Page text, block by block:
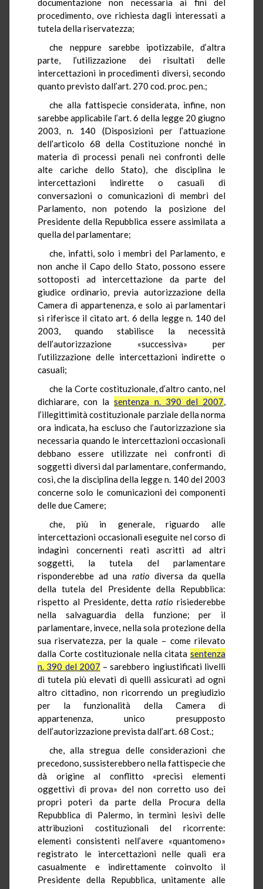
documentazione non necessaria ai fini del
procedimento, ove richiesta dagli interessati a
tutela della riservatezza;
che neppure sarebbe ipotizzabile, d’altra
parte, l’utilizzazione dei risultati delle
intercettazioni in procedimenti diversi, secondo
quanto previsto dall’art. 270 cod. proc. pen.;
che alla fattispecie considerata, infine, non
sarebbe applicabile l’art. 6 della legge 20 giugno
2003, n. 140 (Disposizioni per l’attuazione
dell’articolo 68 della Costituzione nonché in
materia di processi penali nei confronti delle
alte cariche dello Stato), che disciplina le
intercettazioni indirette o casuali di
conversazioni o comunicazioni di membri del
Parlamento, non potendo la posizione del
Presidente della Repubblica essere assimilata a
quella del parlamentare;
che, infatti, solo i membri del Parlamento, e
non anche il Capo dello Stato, possono essere
sottoposti ad intercettazione da parte del
giudice ordinario, previa autorizzazione della
Camera di appartenenza, e solo ai parlamentari
si riferisce il citato art. 6 della legge n. 140 del
2003, quando stabilisce la necessità
dell’autorizzazione «successiva» per
l’utilizzazione delle intercettazioni indirette o
casuali;
che la Corte costituzionale, d’altro canto, nel
dichiarare, con lasentenza n. 390 del 2007,
l’illegittimità costituzionale parziale della norma
ora indicata, ha escluso che l’autorizzazione sia
necessaria quando le intercettazioni occasionali
debbano essere utilizzate nei confronti di
soggetti diversi dal parlamentare, confermando,
così, che la disciplina della legge n. 140 del 2003
concerne solo le comunicazioni dei componenti
delle due Camere;
che, più in generale, riguardo alle
intercettazioni occasionali eseguite nel corso di
indagini concernenti reati ascritti ad altri
soggetti, la tutela del parlamentare
risponderebbe ad una ratiodiversa da quella
della tutela del Presidente della Repubblica:
rispetto al Presidente, dettaratio risiederebbe
nella salvaguardia della funzione; per il
parlamentare, invece, nella sola protezione della
sua riservatezza, per la quale – come rilevato
dalla Corte costituzionale nella citata sentenza
n. 390 del 2007 – sarebbero ingiustificati livelli
di tutela più elevati di quelli assicurati ad ogni
altro cittadino, non ricorrendo un pregiudizio
per la funzionalità della Camera di
appartenenza, unico presupposto
dell’autorizzazione prevista dall’art. 68 Cost.;
che, alla stregua delle considerazioni che
precedono, sussisterebbero nella fattispecie che
dà origine al conflitto «precisi elementi
oggettivi di prova» del non corretto uso dei
propri poteri da parte della Procura della
Repubblica di Palermo, in termini lesivi delle
attribuzioni costituzionali del ricorrente:
elementi consistenti nell’avere «quantomeno»
registrato le intercettazioni nelle quali era
casualmente e indirettamente coinvolto il
Presidente della Repubblica, unitamente alle